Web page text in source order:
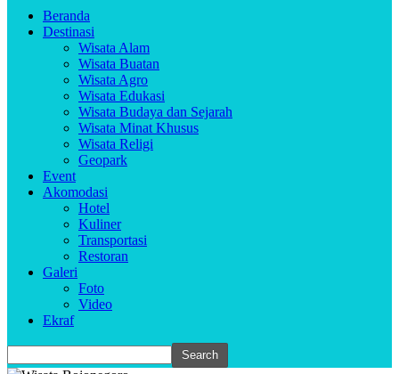
Beranda
Destinasi
Wisata Alam
Wisata Buatan
Wisata Agro
Wisata Edukasi
Wisata Budaya dan Sejarah
Wisata Minat Khusus
Wisata Religi
Geopark
Event
Akomodasi
Hotel
Kuliner
Transportasi
Restoran
Galeri
Foto
Video
Ekraf